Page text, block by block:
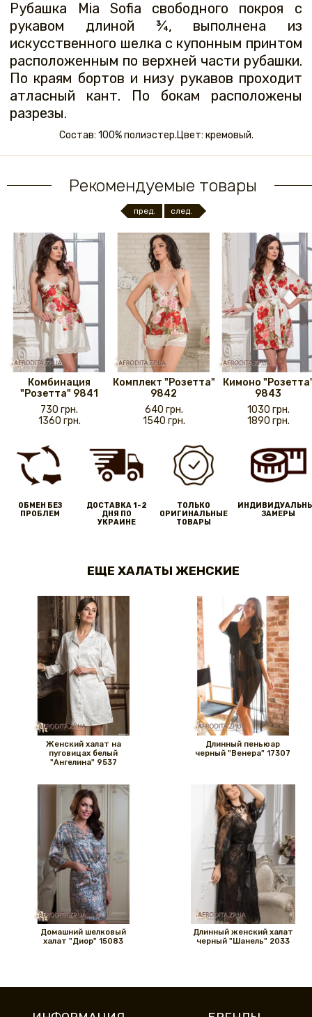
Рубашка Mia Sofia свободного покроя с
рукавом длиной ¾, выполнена из
искусственного шелка с купонным принтом
расположенным по верхней части рубашки.
По краям бортов и низу рукавов проходит
атласный кант. По бокам расположены
разрезы.
Состав: 100% полиэстер.Цвет: кремовый.
Рекомендуемые товары
пред. след.
Комбинация
"Розетта" 9841
730 грн.
1360 грн.
Комплект "Розетта"
9842
640 грн.
1540 грн.
Кимоно
9843
1030 грн.
1890 грн.
ОБМЕН БЕЗ
ПРОБЛЕМ
ДОСТАВКА 1-2
ДНЯ ПО
УКРАИНЕ
ТОЛЬКО
ОРИГИНАЛЬНЫЕ
ТОВАРЫ
ЗАМЕРЫ
ЕЩЕ ХАЛАТЫ ЖЕНСКИЕ
Женский халат на
пуговицах белый
"Ангелина" 9537
Длинный пеньюар
черный "Венера" 17307
Домашний шелковый
халат "Диор" 15083
Длинный женский халат
черный "Шанель" 2033